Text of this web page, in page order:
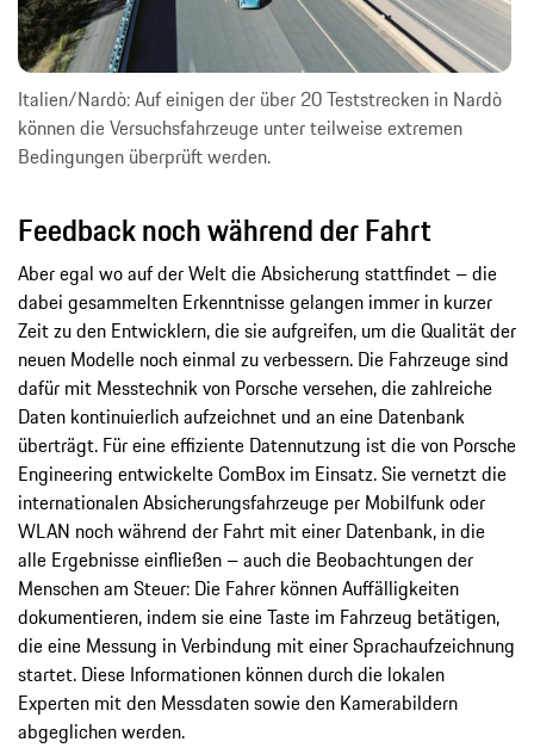
Italien/Nardò: Auf einigen der über 20 Teststrecken in Nardò
können die Versuchsfahrzeuge unter teilweise extremen
Bedingungen überprüft werden.
Feedback noch während der Fahrt
Aber egal wo auf der Welt die Absicherung stattfindet – die
dabei gesammelten Erkenntnisse gelangen immer in kurzer
Zeit zu den Entwicklern, die sie aufgreifen, um die Qualität der
neuen Modelle noch einmal zu verbessern. Die Fahrzeuge sind
dafür mit Messtechnik von Porsche versehen, die zahlreiche
Daten kontinuierlich aufzeichnet und an eine Datenbank
überträgt. Für eine effiziente Datennutzung ist die von Porsche
Engineering entwickelte ComBox im Einsatz. Sie vernetzt die
internationalen Absicherungsfahrzeuge per Mobilfunk oder
WLAN noch während der Fahrt mit einer Datenbank, in die
alle Ergebnisse einfließen – auch die Beobachtungen der
Menschen am Steuer: Die Fahrer können Auffälligkeiten
dokumentieren, indem sie eine Taste im Fahrzeug betätigen,
die eine Messung in Verbindung mit einer Sprachaufzeichnung
startet. Diese Informationen können durch die lokalen
Experten mit den Messdaten sowie den Kamerabildern
abgeglichen werden.